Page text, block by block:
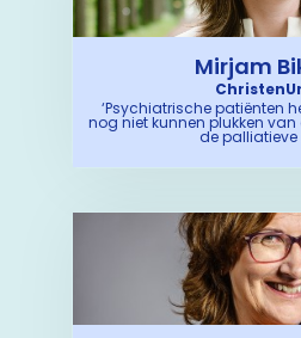
Mirjam
‘Psychiatrische patiënten
nog niet kunnen plukken
de palliatieve